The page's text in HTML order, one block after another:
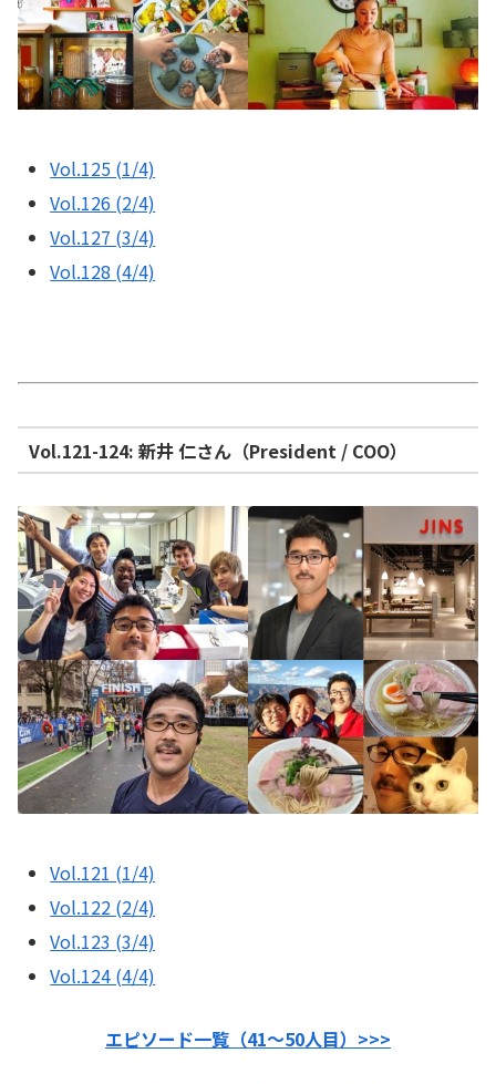
Vol.125 (1/4)
Vol.126 (2/4)
Vol.127 (3/4)
Vol.128 (4/4)
Vol.121-124: 新井 仁さん（President / COO）
Vol.121 (1/4)
Vol.122 (2/4)
Vol.123 (3/4)
Vol.124 (4/4)
エピソード一覧（41〜50人目）>>>